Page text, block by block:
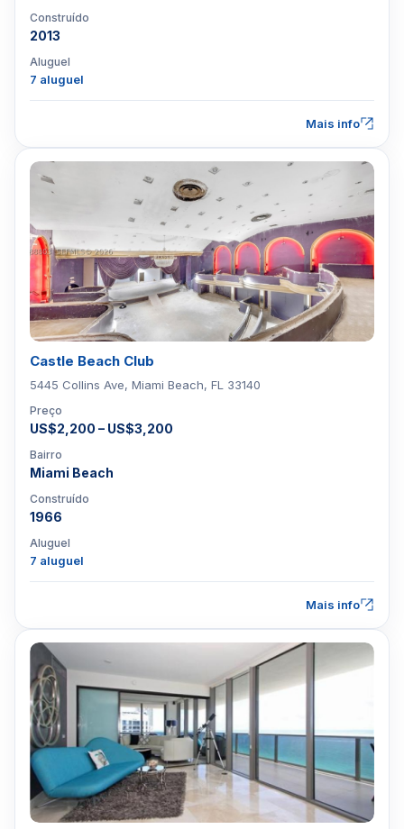
Construído
2013
Aluguel
7 aluguel
Mais info
Castle Beach Club
5445 Collins Ave, Miami Beach, FL 33140
Preço
US$2,200 – US$3,200
Bairro
Miami Beach
Construído
1966
Aluguel
7 aluguel
Mais info